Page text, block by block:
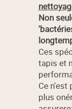
Non
Ces
tapis et
Ce n'est
plus